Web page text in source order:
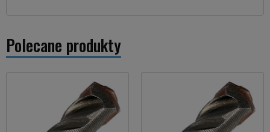
Polecane produkty